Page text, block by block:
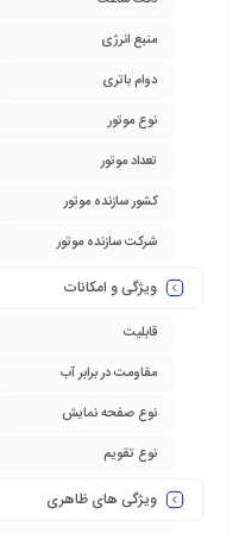
منبع انرژی
دوام باتری
نوع موتور
تعداد موتور
کشور سازنده موتور
شرکت سازنده موتور
ویژگی و امکانات
قابلیت
مقاومت در برابر آب
نوع صفحه نمایش
نوع تقویم
ویژگی های ظاهری